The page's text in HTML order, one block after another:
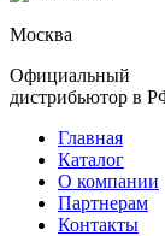
Москва
Официальный
дистрибьютор в
Главная
Каталог
О компании
Партнерам
Контакты